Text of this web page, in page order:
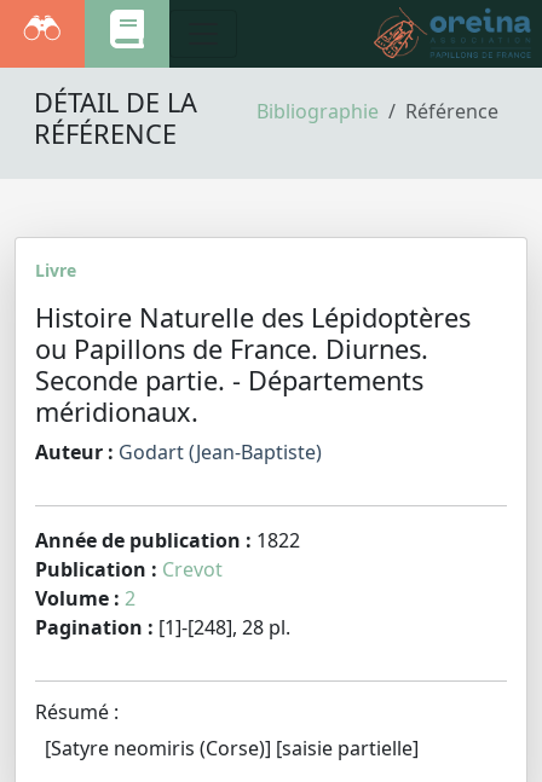
Bibliographie Référence
DÉTAIL DE LA
RÉFÉRENCE
Livre
Histoire Naturelle des Lépidoptères
ou Papillons de France. Diurnes.
Seconde partie. - Départements
méridionaux.
Auteur : Godart (Jean-Baptiste)
Année de publication : 1822
Publication : Crevot
Volume : 2
Pagination : [1]-[248], 28 pl.
Résumé :
[Satyre neomiris (Corse)] [saisie partielle]